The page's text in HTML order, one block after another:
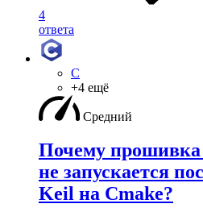
4
ответа
C
+4 ещё
Средний
Почему прошивка
не запускается
Keil на Cmake?